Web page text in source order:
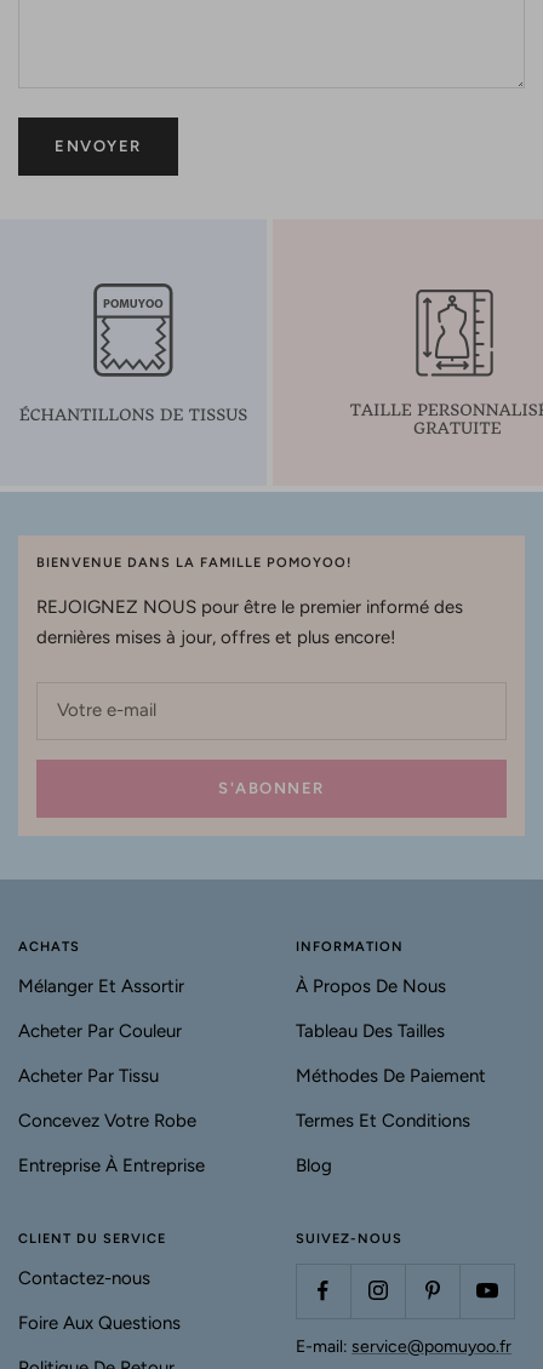
ENVOYER
BIENVENUE DANS LA FAMILLE POMOYOO!
REJOIGNEZ NOUS pour être le premier informé des
dernières mises à jour, offres et plus encore!
Votre e-mail
S'ABONNER
ACHATS
Mélanger Et Assortir
Acheter Par Couleur
Acheter Par Tissu
Concevez Votre Robe
Entreprise À Entreprise
INFORMATION
À Propos De Nous
Tableau Des Tailles
Méthodes De Paiement
Termes Et Conditions
Blog
CLIENT DU SERVICE
Contactez-nous
Foire Aux Questions
SUIVEZ-NOUS
E-mail: service@pomuyoo.fr